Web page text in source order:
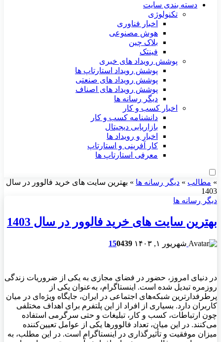
دسته بندی سایت
تکنولوژی
اخبار فناوری
هوش مصنوعی
بلاک چین
فینتک
پوشش رویداد های خبری
پوشش رویداد استارتاپ ها
پوشش رویداد های صنعتی
پوشش رویداد های اصناف
دیگر رسانه ها
اخبار کسب و کار
دانشنامه کسب و کار
بازاریابی دیجیتال
اخبار و رویداد ها
کار آفرینی و استارتاپ
معرفی استارتاپ ها
» مطالب » دیگر رسانه ها » بهترین سایت های خرید فالوور در سال
1403
دیگر رسانه ها
بهترین سایت های خرید فالوور در سال 1403
شهریور ۱, ۱۴۰۳ 150439
در دنیای امروز، حضور در فضای مجازی به یکی از ضروریات زندگی
روزمره تبدیل شده است. اینستاگرام، به‌عنوان یکی از
پرطرفدارترین شبکه‌های اجتماعی در ایران، جایگاه ویژه‌ای در میان
کاربران دارد. بسیاری از افراد از این پلتفرم برای اهداف مختلفی
چون ارتباطات، کسب و کار، تبلیغات و حتی سرگرمی استفاده
می‌کنند. در این میان، تعداد فالوورها یکی از عوامل تعیین‌کننده
میزان موفقیت و تأثیرگذاری در اینستاگرام است. در این مطلب، به